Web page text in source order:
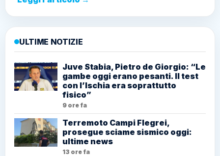
ULTIME NOTIZIE
Juve Stabia, Pietro de Giorgio: “Le
gambe oggi erano pesanti. Il test
con l’Ischia era soprattutto
fisico”
9 ore fa
Terremoto Campi Flegrei,
prosegue sciame sismico oggi:
ultime news
13 ore fa